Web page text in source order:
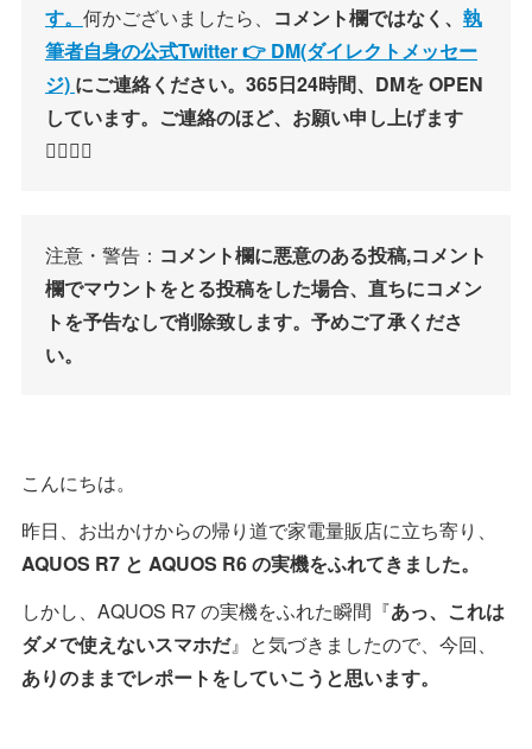
す。 何かございましたら、 コメント欄ではなく、 執
筆者自身の公式Twitter 👉 DM(ダイレクトメッセー
ジ) にご連絡ください。365日24時間、DMを OPEN
しています。ご連絡のほど、お願い申し上げます
🙇‍♂️🙇‍♀️
注意・警告： コメント欄に悪意のある投稿,コメント
欄でマウントをとる投稿をした場合、直ちにコメン
トを予告なしで削除致します。予めご了承くださ
い。
こんにちは。
昨日、お出かけからの帰り道で家電量販店に立ち寄り、
AQUOS R7 と AQUOS R6 の実機をふれてきました。
しかし、AQUOS R7 の実機をふれた瞬間『あっ、これは
ダメで使えないスマホだ』と気づきましたので、今回、
ありのままでレポートをしていこうと思います。